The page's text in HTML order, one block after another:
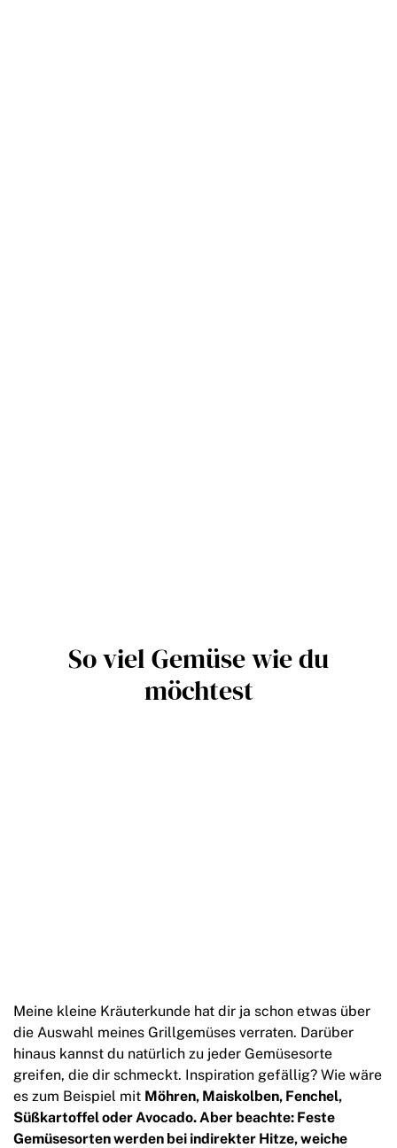
So viel Gemüse wie du
möchtest
Meine kleine Kräuterkunde hat dir ja schon etwas über
die Auswahl meines Grillgemüses verraten. Darüber
hinaus kannst du natürlich zu jeder Gemüsesorte
greifen, die dir schmeckt. Inspiration gefällig? Wie wäre
es zum Beispiel mit Möhren, Maiskolben, Fenchel,
Süßkartoffel oder Avocado. Aber beachte: Feste
Gemüsesorten werden bei indirekter Hitze, weiche